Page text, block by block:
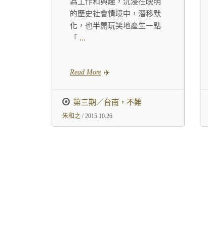
的歷史社會情境中，潛移默
化，也半開玩笑地產生一點
「 ...
Read More
第三期／台南，不難
朱和之 / 2015.10.26